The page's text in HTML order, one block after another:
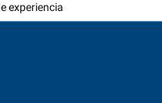
experiencia